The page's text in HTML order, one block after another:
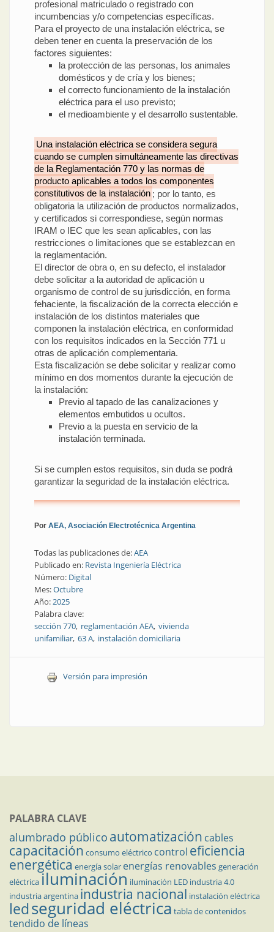
profesional matriculado o registrado con
incumbencias y/o competencias específicas.
Para el proyecto de una instalación eléctrica, se
deben tener en cuenta la preservación de los
factores siguientes:
la protección de las personas, los animales
domésticos y de cría y los bienes;
el correcto funcionamiento de la instalación
eléctrica para el uso previsto;
el medioambiente y el desarrollo sustentable.
Una instalación eléctrica se considera segura
cuando se cumplen simultáneamente las directivas
de la Reglamentación 770 y las normas de
producto aplicables a todos los componentes
constitutivos de la instalación ; por lo tanto, es
obligatoria la utilización de productos normalizados,
y certificados si correspondiese, según normas
IRAM o IEC que les sean aplicables, con las
restricciones o limitaciones que se establezcan en
la reglamentación.
El director de obra o, en su defecto, el instalador
debe solicitar a la autoridad de aplicación u
organismo de control de su jurisdicción, en forma
fehaciente, la fiscalización de la correcta elección e
instalación de los distintos materiales que
componen la instalación eléctrica, en conformidad
con los requisitos indicados en la Sección 771 u
otras de aplicación complementaria.
Esta fiscalización se debe solicitar y realizar como
mínimo en dos momentos durante la ejecución de
la instalación:
Previo al tapado de las canalizaciones y
elementos embutidos u ocultos.
Previo a la puesta en servicio de la
instalación terminada.
Si se cumplen estos requisitos, sin duda se podrá
garantizar la seguridad de la instalación eléctrica.
Por AEA, Asociación Electrotécnica Argentina
Todas las publicaciones de:AEA
Publicado en: Revista Ingeniería Eléctrica
Número: Digital
Mes:Octubre
Año:2025
Palabra clave:
sección 770 reglamentación AEA vivienda
unifamiliar 63 A instalación domiciliaria
Versión para impresión
PALABRA CLAVE
alumbrado público automatización cables
capacitación consumo eléctrico control eficiencia
energética energía solar energías renovables generación
eléctricailuminación iluminación LED industria 4.0
industria argentina industria nacional instalación eléctrica
ledseguridad eléctrica tabla de contenidos
tendido de líneas